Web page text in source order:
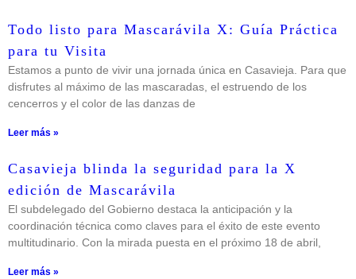
Todo listo para Mascarávila X: Guía Práctica
para tu Visita
Estamos a punto de vivir una jornada única en Casavieja. Para que
disfrutes al máximo de las mascaradas, el estruendo de los
cencerros y el color de las danzas de
Leer más »
Casavieja blinda la seguridad para la X
edición de Mascarávila
El subdelegado del Gobierno destaca la anticipación y la
coordinación técnica como claves para el éxito de este evento
multitudinario. Con la mirada puesta en el próximo 18 de abril,
Leer más »